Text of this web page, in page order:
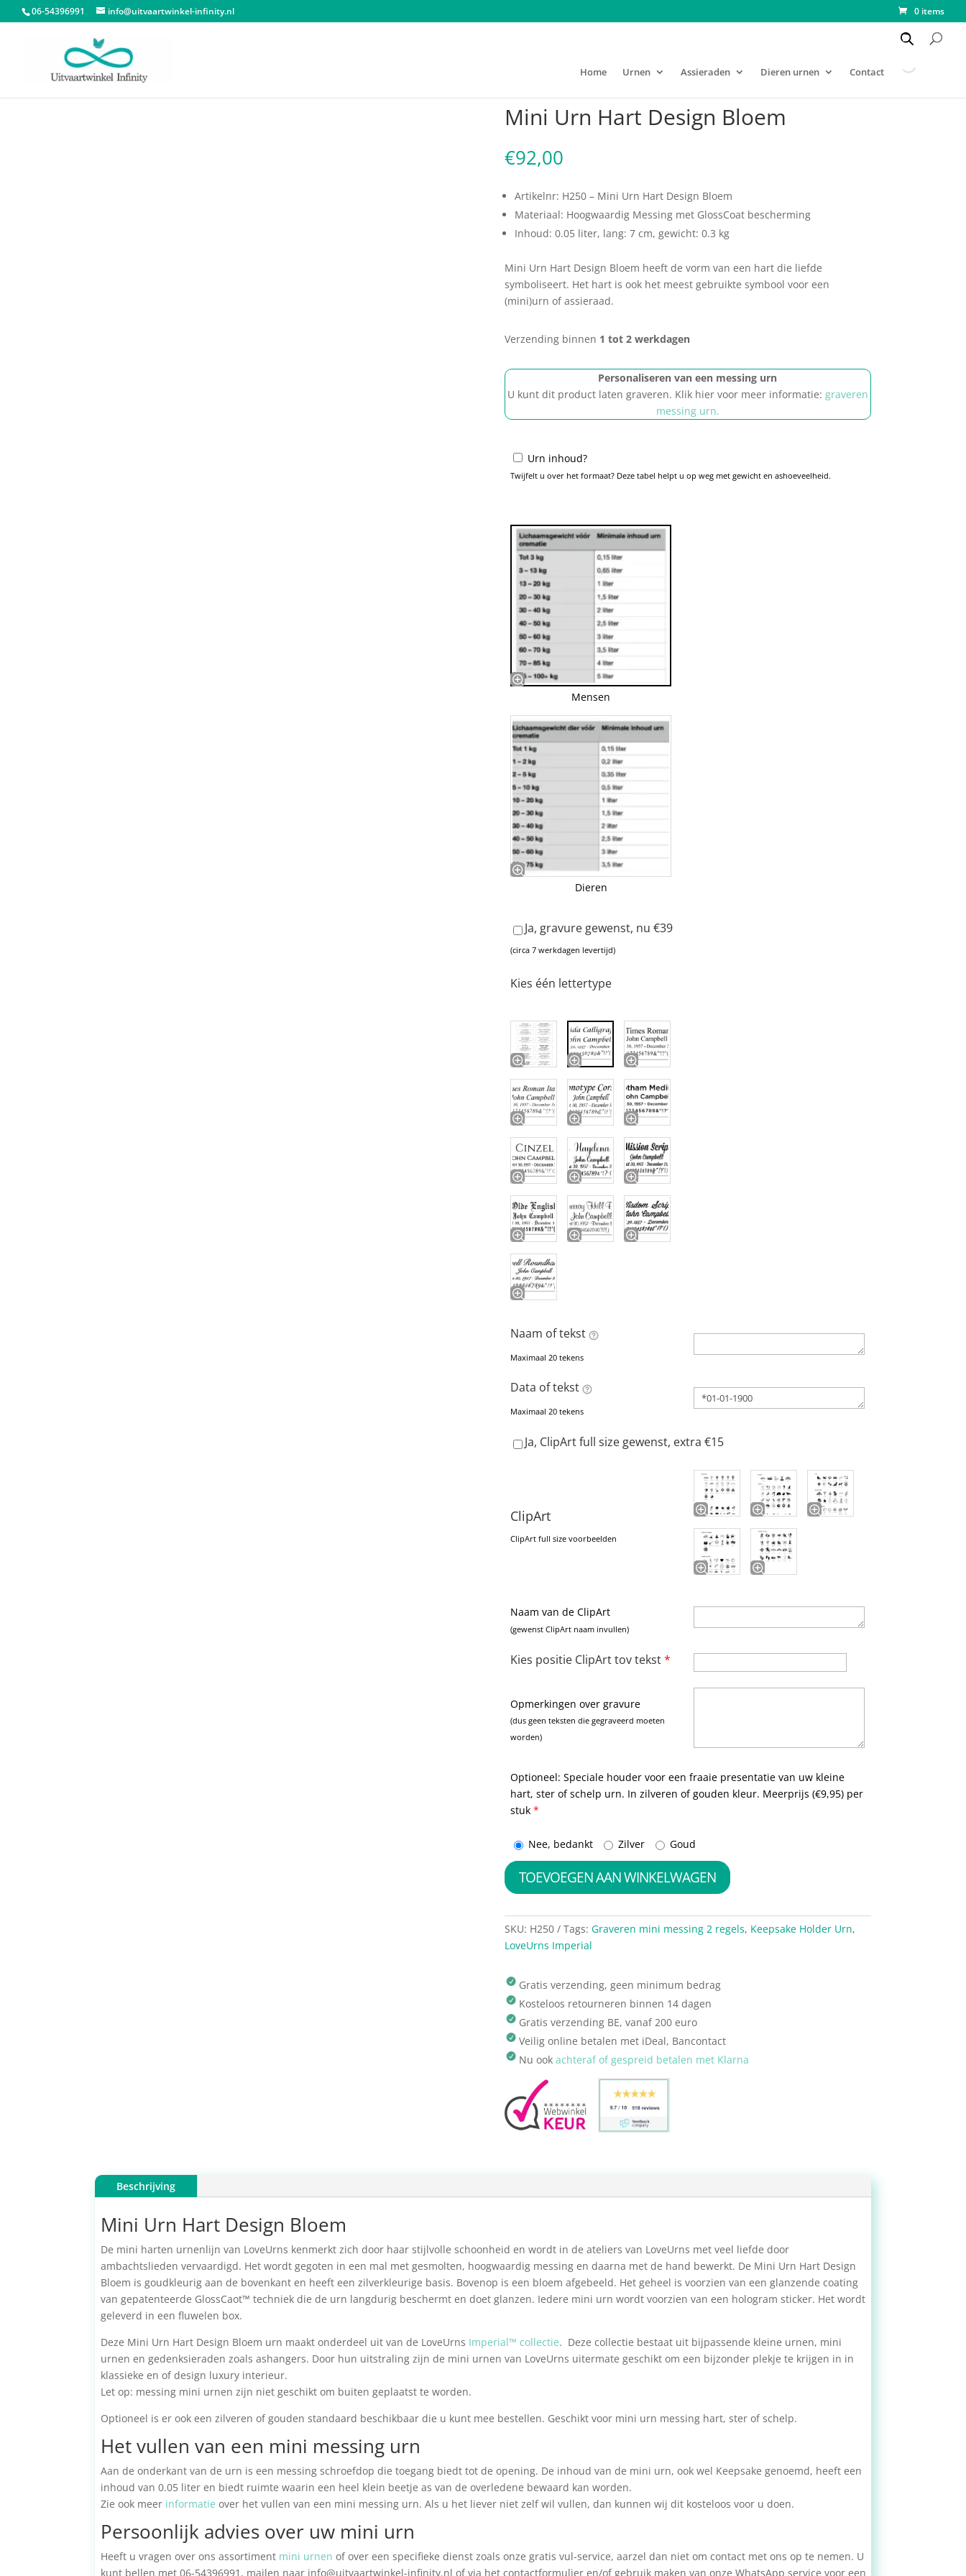
06-54396991 info@uitvaartwinkel-infinity.nl 0 items
Home Urnen Assieraden Dieren urnen Contact
Mini Urn Hart Design Bloem
€92,00
Artikelnr: H250 – Mini Urn Hart Design Bloem
Materiaal: Hoogwaardig Messing met GlossCoat bescherming
Inhoud: 0.05 liter, lang: 7 cm, gewicht: 0.3 kg
Mini Urn Hart Design Bloem heeft de vorm van een hart die liefde
symboliseert. Het hart is ook het meest gebruikte symbool voor een
(mini)urn of assieraad.
Verzending binnen 1 tot 2 werkdagen
Personaliseren van een messing urn
U kunt dit product laten graveren. Klik hier voor meer informatie: graveren
messing urn.
Urn inhoud?
Twijfelt u over het formaat? Deze tabel helpt u op weg met gewicht en ashoeveelheid.
Mensen
Dieren
Ja, gravure gewenst, nu €39
(circa 7 werkdagen levertijd)
Kies één lettertype
Naam of tekst
Maximaal 20 tekens
Data of tekst
Maximaal 20 tekens
Ja, ClipArt full size gewenst, extra €15
ClipArt
ClipArt full size voorbeelden
Naam van de ClipArt
(gewenst ClipArt naam invullen)
Kies positie ClipArt tov tekst*
Opmerkingen over gravure
(dus geen teksten die gegraveerd moeten
worden)
Optioneel: Speciale houder voor een fraaie presentatie van uw kleine
hart, ster of schelp urn. In zilveren of gouden kleur. Meerprijs (€9,95) per
stuk *
Nee, bedankt Zilver Goud
TOEVOEGEN AAN WINKELWAGEN
SKU: H250 Tags: Graveren mini messing 2 regels, Keepsake Holder Urn,
LoveUrns Imperial
Gratis verzending, geen minimum bedrag
Kosteloos retourneren binnen 14 dagen
Gratis verzending BE, vanaf 200 euro
Veilig online betalen met iDeal, Bancontact
Nu ook achteraf of gespreid betalen met Klarna
Beschrijving
Mini Urn Hart Design Bloem
De mini harten urnenlijn van LoveUrns kenmerkt zich door haar stijlvolle schoonheid en wordt in de ateliers van LoveUrns met veel liefde door
ambachtslieden vervaardigd. Het wordt gegoten in een mal met gesmolten, hoogwaardig messing en daarna met de hand bewerkt. De Mini Urn Hart Design
Bloem is goudkleurig aan de bovenkant en heeft een zilverkleurige basis. Bovenop is een bloem afgebeeld. Het geheel is voorzien van een glanzende coating
van gepatenteerde GlossCaot™ techniek die de urn langdurig beschermt en doet glanzen. Iedere mini urn wordt voorzien van een hologram sticker. Het wordt
geleverd in een fluwelen box.
Deze Mini Urn Hart Design Bloem urn maakt onderdeel uit van de LoveUrns Imperial™ collectie. Deze collectie bestaat uit bijpassende kleine urnen, mini
urnen en gedenksieraden zoals ashangers. Door hun uitstraling zijn de mini urnen van LoveUrns uitermate geschikt om een bijzonder plekje te krijgen in in
klassieke en of design luxury interieur.
Let op: messing mini urnen zijn niet geschikt om buiten geplaatst te worden.
Optioneel is er ook een zilveren of gouden standaard beschikbaar die u kunt mee bestellen. Geschikt voor mini urn messing hart, ster of schelp.
Het vullen van een mini messing urn
Aan de onderkant van de urn is een messing schroefdop die toegang biedt tot de opening. De inhoud van de mini urn, ook wel Keepsake genoemd, heeft een
inhoud van 0.05 liter en biedt ruimte waarin een heel klein beetje as van de overledene bewaard kan worden.
Zie ook meer informatie over het vullen van een mini messing urn. Als u het liever niet zelf wil vullen, dan kunnen wij dit kosteloos voor u doen.
Persoonlijk advies over uw mini urn
Heeft u vragen over ons assortiment mini urnen of over een specifieke dienst zoals onze gratis vul-service, aarzel dan niet om contact met ons op te nemen. U
kunt bellen met 06-54396991, mailen naar info@uitvaartwinkel-infinity.nl of via het contactformulier en/of gebruik maken van onze WhatsApp service voor een